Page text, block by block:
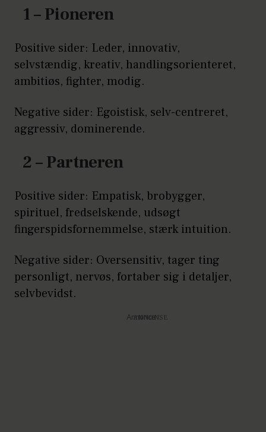
1 – Pioneren
Positive sider: Leder, innovativ,
selvstændig, kreativ, handlingsorienteret,
ambitiøs, fighter, modig.
Negative sider: Egoistisk, selv-centreret,
aggressiv, dominerende.
2 – Partneren
Positive sider: Empatisk, brobygger,
spirituel, fredselskende, udsøgt
fingerspidsfornemmelse, stærk intuition.
Negative sider: Oversensitiv, tager ting
personligt, nervøs, fortaber sig i detaljer,
selvbevidst.
Annonce